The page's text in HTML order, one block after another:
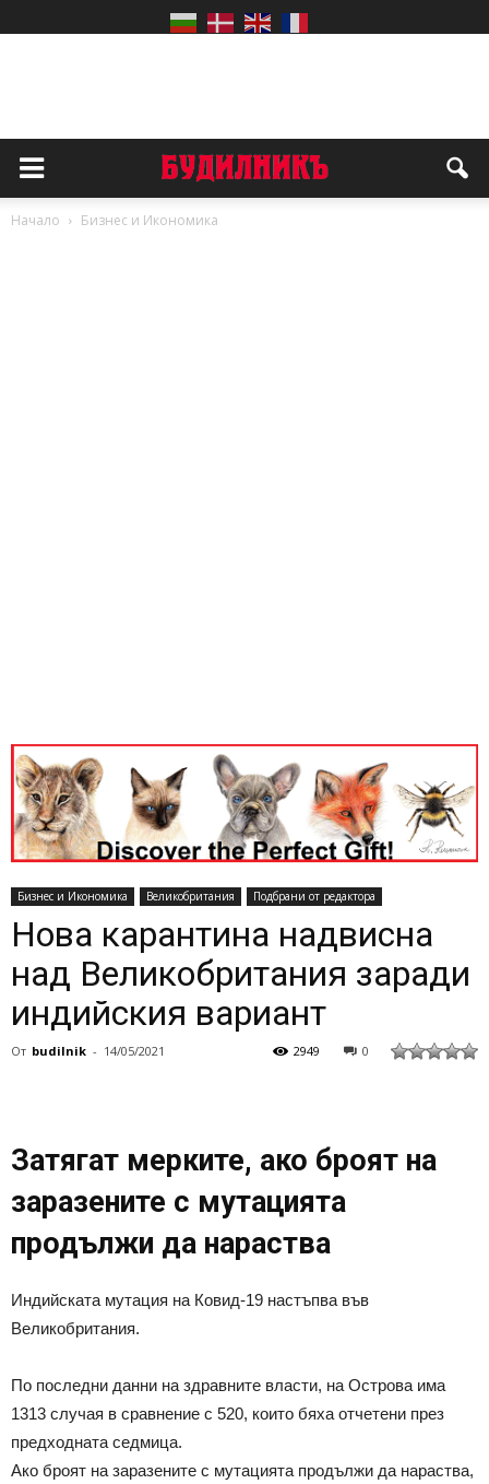
Начало Бизнес и Икономика
Бизнес и Икономика Великобритания Подбрани от редактора
Нова карантина надвисна
над Великобритания заради
индийския вариант
От budilnik - 14/05/2021 0
2949
Затягат мерките, ако броят на
заразените с мутацията
продължи да нараства
Индийската мутация на Ковид-19 настъпва във
Великобритания.
По последни данни на здравните власти, на Острова има
1313 случая в сравнение с 520, които бяха отчетени през
предходната седмица.
Ако броят на заразените с мутацията продължи да нараства,